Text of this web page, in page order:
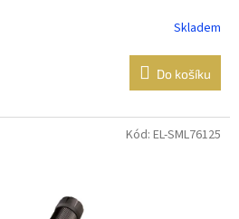
Skladem
Do košíku
Kód: EL-SML76125